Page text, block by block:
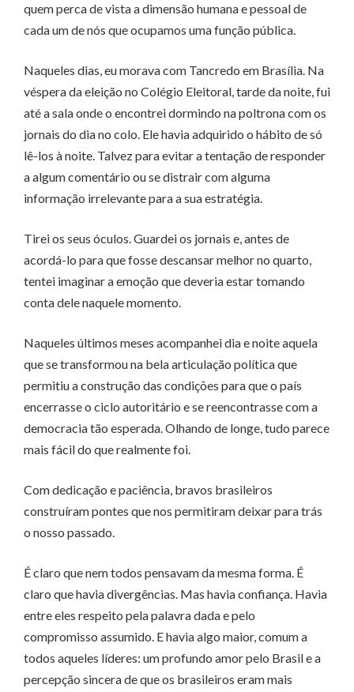
quem perca de vista a dimensão humana e pessoal de
cada um de nós que ocupamos uma função pública.
Naqueles dias, eu morava com Tancredo em Brasília. Na
véspera da eleição no Colégio Eleitoral, tarde da noite, fui
até a sala onde o encontrei dormindo na poltrona com os
jornais do dia no colo. Ele havia adquirido o hábito de só
lê-los à noite. Talvez para evitar a tentação de responder
a algum comentário ou se distrair com alguma
informação irrelevante para a sua estratégia.
Tirei os seus óculos. Guardei os jornais e, antes de
acordá-lo para que fosse descansar melhor no quarto,
tentei imaginar a emoção que deveria estar tomando
conta dele naquele momento.
Naqueles últimos meses acompanhei dia e noite aquela
que se transformou na bela articulação política que
permitiu a construção das condições para que o país
encerrasse o ciclo autoritário e se reencontrasse com a
democracia tão esperada. Olhando de longe, tudo parece
mais fácil do que realmente foi.
Com dedicação e paciência, bravos brasileiros
construíram pontes que nos permitiram deixar para trás
o nosso passado.
É claro que nem todos pensavam da mesma forma. É
claro que havia divergências. Mas havia confiança. Havia
entre eles respeito pela palavra dada e pelo
compromisso assumido. E havia algo maior, comum a
todos aqueles líderes: um profundo amor pelo Brasil e a
percepção sincera de que os brasileiros eram mais